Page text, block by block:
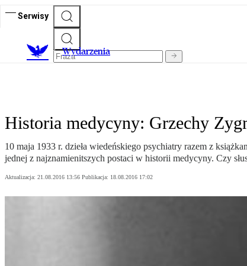
Serwisy
Wydarzenia
Historia medycyny: Grzechy
10 maja 1933 r. dzieła wiedeńskiego psychiatry razem z
jednej z najznamienitszych postaci w historii medycyny. Czy
Aktualizacja: 21.08.2016 13:56 Publikacja: 18.08.2016 17:02